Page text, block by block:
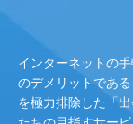
インターネットの
のデメリットであ
を極力排除した「